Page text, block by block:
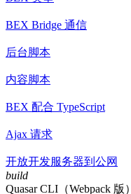
BEX Bridge 通信
后台脚本
内容脚本
BEX 配合 TypeScript
Ajax 请求
开放开发服务器到公网
build
Quasar CLI（Webpack 版）